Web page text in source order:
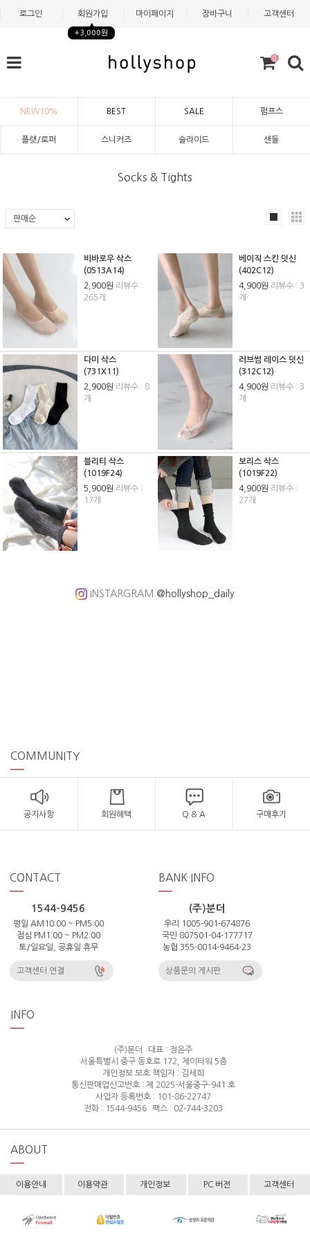
로그인 회원가입
+3,000원
마이페이지 장바구니 고객센터
0
NEW10% BEST SALE 펌프스
플랫/로퍼 스니커즈 슬라이드 샌들
Socks & Tights
비바로우 삭스
(0513A14)
2,900원 리뷰수 :
265개
베이직 스킨 덧신
(402C12)
4,900원 리뷰수 : 3
개
다미 삭스
(731X11)
2,900원 리뷰수 : 8
개
러브썸 레이스 덧신
(312C12)
4,900원 리뷰수 : 3
개
블리티 삭스
(1019F24)
5,900원 리뷰수 :
17개
보리스 삭스
(1019F22)
4,900원 리뷰수 :
27개
INSTARGRAM @hollyshop_daily
COMMUNITY
공지사항 회원혜택 Q & A 구매후기
CONTACT
1544-9456
평일 AM10:00 ~ PM5:00
점심 PM1:00 ~ PM2:00
토/일요일, 공휴일 휴무
고객센터 연결
BANK INFO
(주)분더
우리 1005-901-674876
국민 807501-04-177717
농협 355-0014-9464-23
상품문의 게시판
INFO
(주)분더
대표 : 정은주
서울특별시 중구 동호로 172, 제이타워 5층
개인정보 보호 책임자 : 김세희
통신판매업신고번호 : 제 2025-서울중구-941 호
사업자 등록번호 : 101-86-22747
전화 : 1544-9456
팩스 : 02-744-3203
ABOUT
이용안내 이용약관 개인정보 PC 버전 고객센터